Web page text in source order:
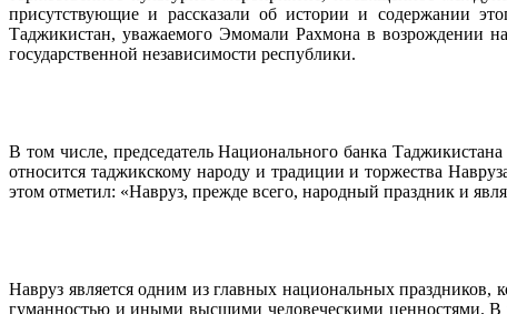
присутствующие и рассказали об истории и содержании
Таджикистан, уважаемого Эмомали Рахмона в возрождении
государственной независимости республики.
В том числе, председатель Национального банка
относится таджикскому народу и традиции и торжества
этом отметил: «Навруз, прежде всего, народный праздник и
Навруз является одним из главных национальных праздников,
гуманностью и иными высшими человеческими ценностями. В